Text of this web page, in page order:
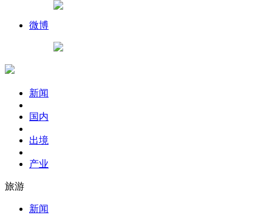
微博
新闻
国内
出境
产业
旅游
新闻